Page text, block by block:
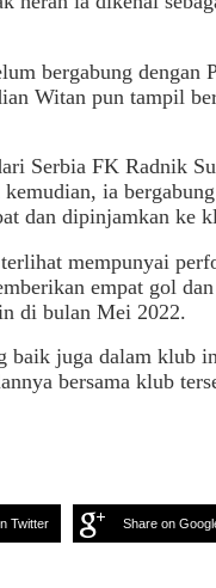
bergabung dengan
Witan pun tampil
Serbia FK Radnik
ia
dan dipinjamkan ke
mempunyai
empat gol
di bulan Mei 2022.
baik juga dalam klub
bersama klub
Twitter Share on